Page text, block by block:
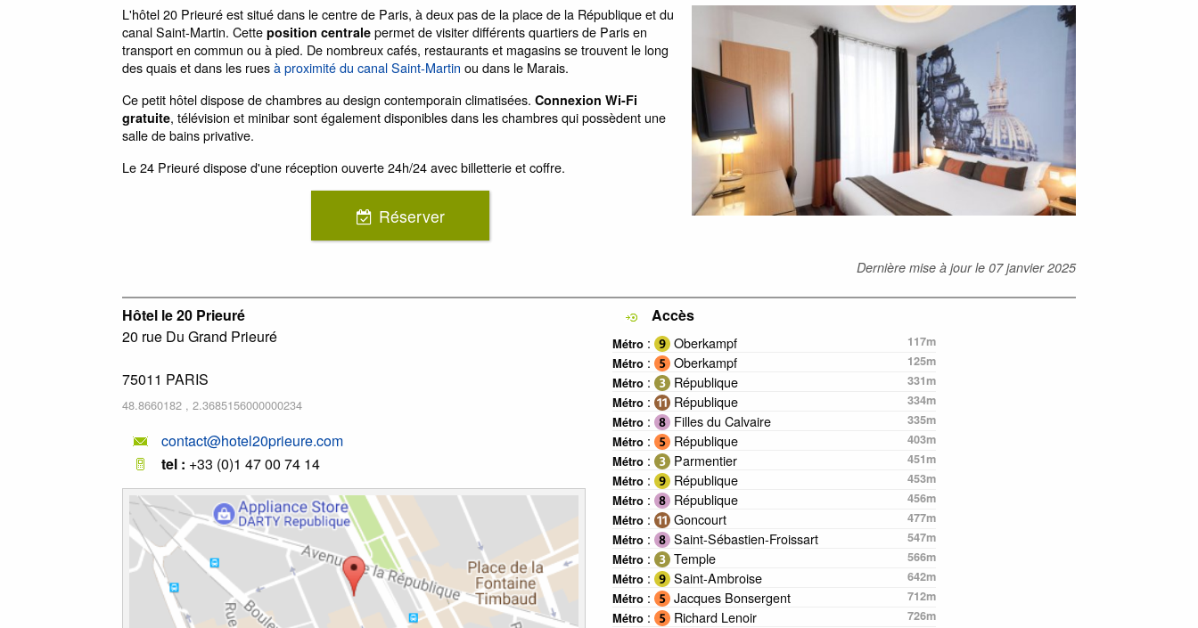
L'hôtel 20 Prieuré est situé dans le centre de Paris, à deux pas de la place de la République et du
canal Saint-Martin. Cette position centrale permet de visiter différents quartiers de Paris en
transport en commun ou à pied. De nombreux cafés, restaurants et magasins se trouvent le long
des quais et dans les ruesà proximité du canal Saint-Martin ou dans le Marais.
Ce petit hôtel dispose de chambres au design contemporain climatisées. Connexion Wi-Fi
gratuite, télévision et minibar sont également disponibles dans les chambres qui possèdent une
salle de bains privative.
Le 24 Prieuré dispose d'une réception ouverte 24h/24 avec billetterie et coffre.
Réserver
Dernière mise à jour le 07 janvier 2025
Hôtel le 20 Prieuré
20 rue Du Grand Prieuré
75011 PARIS
48.8660182 , 2.3685156000000234
contact@hotel20prieure.com
tel : +33 (0)1 47 00 74 14
Accès
Métro : Oberkampf
117m
Métro : Oberkampf
125m
Métro : République
331m
Métro : République
334m
Métro : Filles du Calvaire
335m
Métro : République
403m
Métro : Parmentier
451m
Métro : République
453m
Métro : République
456m
Métro : Goncourt
477m
Métro : Saint-Sébastien-Froissart
547m
Métro : Temple
566m
Métro : Saint-Ambroise
642m
Métro : Jacques Bonsergent
712m
Métro : Richard Lenoir
726m